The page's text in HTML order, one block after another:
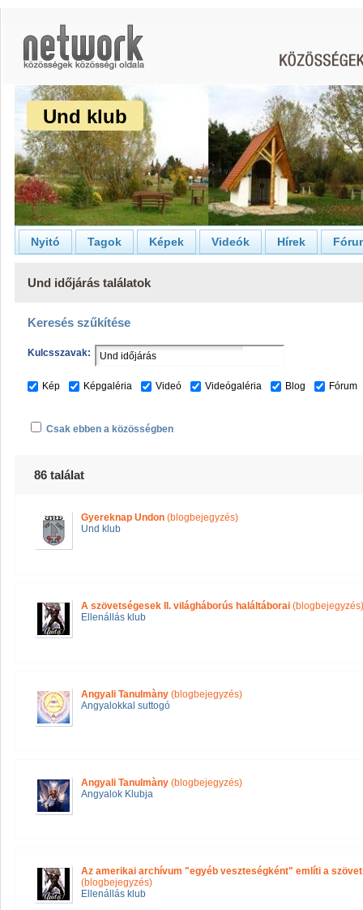
Und klub
Nyitó Tagok Képek Videók Hírek
Und időjárás találatok
Keresés szűkítése
Kulcsszavak:
Kép Képgaléria Videó Videógaléria Blog Fórum
Csak ebben a közösségben
86 találat
Gyereknap Undon (blogbejegyzés)
Und klub
A szövetségesek II. világháborús haláltáborai (blogbejegyzés)
Ellenállás klub
Angyali Tanulmàny (blogbejegyzés)
Angyalokkal suttogó
Angyali Tanulmàny (blogbejegyzés)
Angyalok Klubja
Az amerikai archívum "egyéb veszteségként" említi a
(blogbejegyzés)
Ellenállás klub